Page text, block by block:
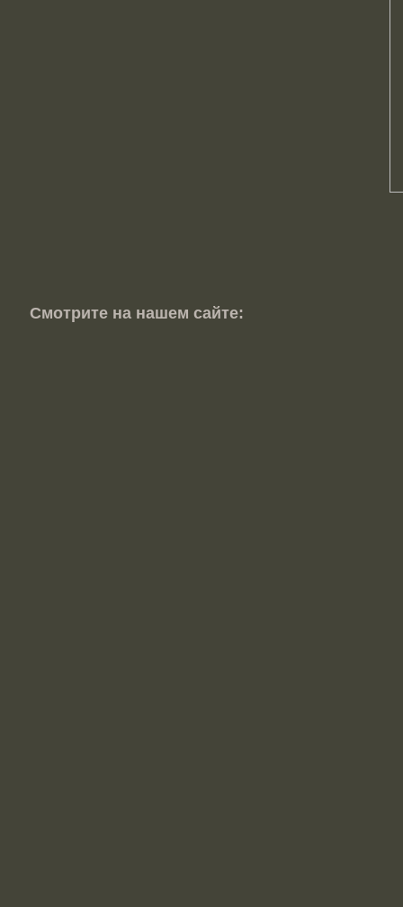
Смотрите на нашем сайте: